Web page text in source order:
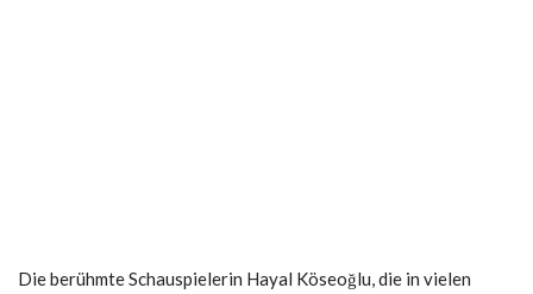
Die berühmte Schauspielerin Hayal Köseoğlu, die in vielen